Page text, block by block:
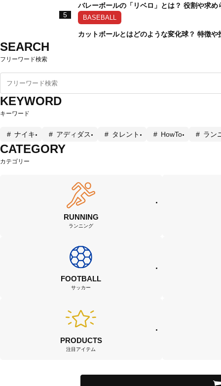
バレーボールの「リベロ」とは？ 役割や求め
5
BASEBALL
カットボールとはどのような変化球？ 特徴
SEARCH
フリーワード検索
KEYWORD
キーワード
ナイキ アディダス タレント HowTo ラン
CATEGORY
カテゴリー
RUNNING
ランニング
FOOTBALL
サッカー
PRODUCTS
注目アイテム